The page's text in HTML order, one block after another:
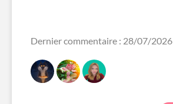
Dernier commentaire : 28/07/2026